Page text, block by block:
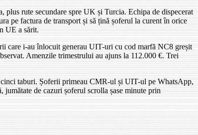
rute secundare spre UK și Turcia. Echipa de dispecerat
pe factura de transport și să țină șoferul la curent în orice
UE a sărit.
care i-au înlocuit generau UIT-uri cu cod marfă NC8 greșit
Amenzile trimestrului au ajuns la 112.000 €. Trei
taburi. Șoferii primeau CMR-ul și UIT-ul pe WhatsApp,
de cazuri șoferul scrolla șase minute prin